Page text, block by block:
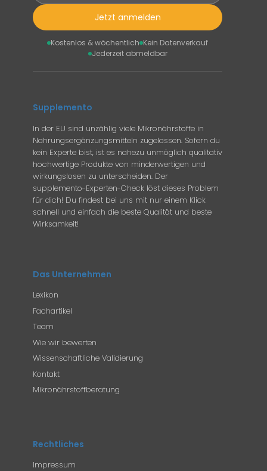
Jetzt anmelden
Kostenlos & wöchentlich Kein Datenverkauf
Jederzeit abmeldbar
Supplemento
In der EU sind unzählig viele Mikronährstoffe in
Nahrungsergänzungsmitteln zugelassen. Sofern du
kein Experte bist, ist es nahezu unmöglich qualitativ
hochwertige Produkte von minderwertigen und
wirkungslosen zu unterscheiden. Der
supplemento-Experten-Check löst dieses Problem
für dich! Du findest bei uns mit nur einem Klick
schnell und einfach die beste Qualität und beste
Wirksamkeit!
Das Unternehmen
Lexikon
Fachartikel
Team
Wie wir bewerten
Wissenschaftliche Validierung
Kontakt
Mikronährstoffberatung
Rechtliches
Impressum